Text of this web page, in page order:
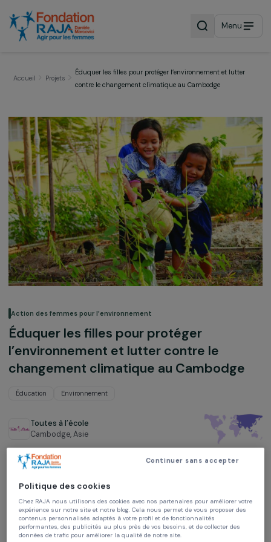
Menu
Action des femmes pour l’environnement
Éduquer les filles pour protéger
l’environnement et lutter contre le
changement climatique au
Éducation Environnement
Toutes à l’école
Cambodge,Asie
Projet soutenu en 2023 : Agir pour les femmesContinuer sans accepter